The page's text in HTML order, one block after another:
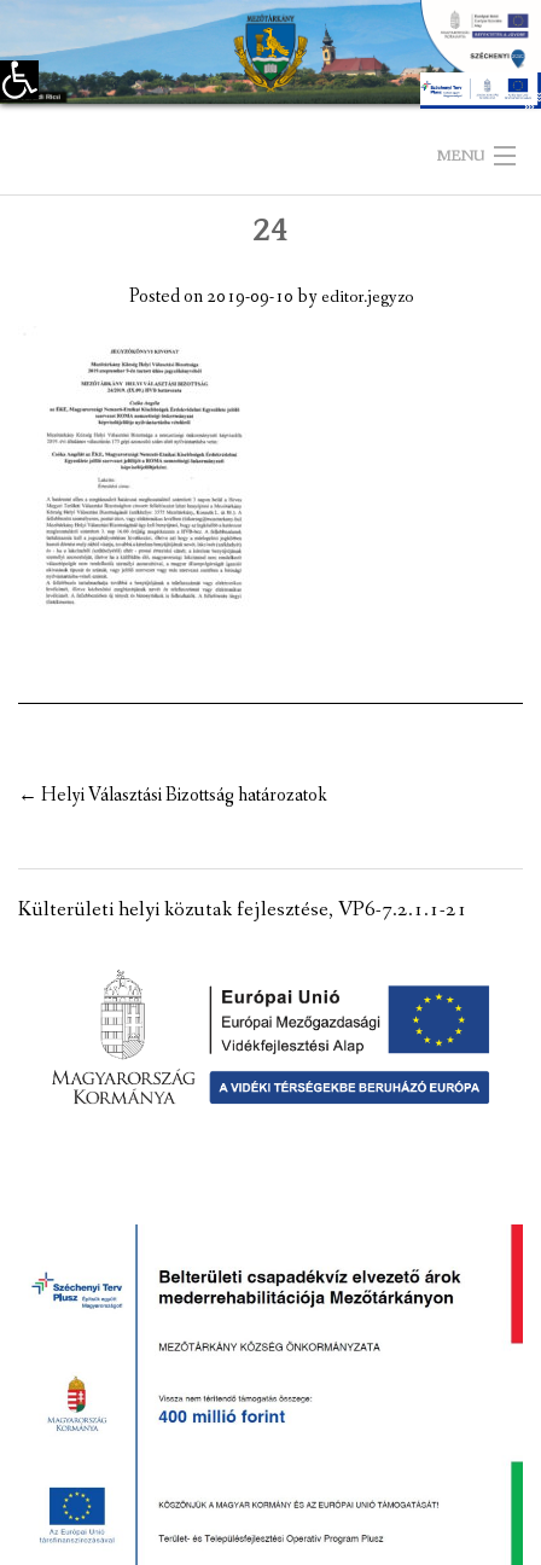
Eszköztár megnyitása
MENU
TELEPÜLÉSÜNKRŐL
LÁTNIVALÓK
KAPCSOLAT
ÖNKORMÁNYZAT
KÉPVISELŐ-TESTÜLET
VÁLASZTÁSI INFORMÁCIÓK
HIRDETMÉNYEK
24
Posted on2019-09-10byeditor.jegyzo
Post
← Helyi Választási Bizottság határozatok
Külterületi helyi közutak fejlesztése, VP6-7.2.1.1-21